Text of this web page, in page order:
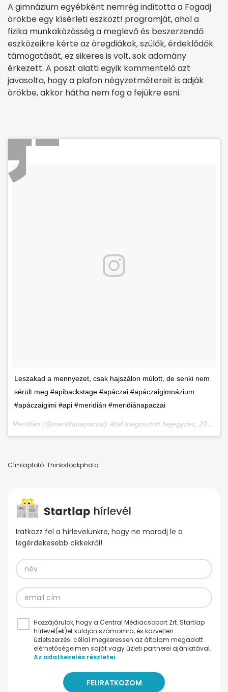
A gimnázium egyébként nemrég indította a Fogadj
örökbe egy kísérleti eszközt! programját, ahol a
fizika munkaközösség a meglevő és beszerzendő
eszközeikre kérte az öregdiákok, szülők, érdeklődők
támogatását, ez sikeres is volt, sok adomány
érkezett. A poszt alatti egyik kommentelő azt
javasolta, hogy a plafon négyzetmétereit is adják
örökbe, akkor hátha nem fog a fejükre esni.
Leszakad a mennyezet, csak hajszálon múlott, de senki nem
sérült meg #apibackstage #apáczai #apáczaigimnázium
#apáczaigimi #api #meridián #meridiánapaczai
Meridián (@meridianapaczai) által megosztott bejegyzés, 2017. Szept 25., 01:51 PDT
Címlapfotó: Thinkstockphoto
Iratkozz fel a hírlevelünkre, hogy ne maradj le a
legérdekesebb cikkekről!
Hozzájárulok, hogy a Central Médiacsoport Zrt. Startlap
hírlevel(ek)et küldjön számomra, és közvetlen
üzletszerzési céllal megkeressen az általam megadott
elérhetőségeimen saját vagy üzleti partnerei ajánlatával.
Az adatkezelés részletei